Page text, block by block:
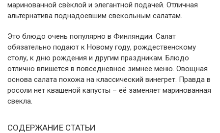
маринованной свёклой и элегантной подачей. Отличная
альтернатива поднадоевшим свекольным салатам.
Это блюдо очень популярно в Финляндии. Салат
обязательно подают к Новому году, рождественскому
столу, к дню рождения и другим праздникам. Блюдо
отлично впишется в повседневное зимнее меню. Овощная
основа салата похожа на классический винегрет. Правда в
росоли нет квашеной капусты – её заменяет маринованная
свекла.
СОДЕРЖАНИЕ СТАТЬИ